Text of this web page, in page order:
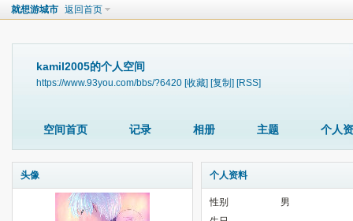
就想游城市 返回首页
kamil2005的个人空间
https://www.93you.com/bbs/?6420 [收藏] [复制] [RSS]
空间首页 记录 相册 主题 个人
头像 个人资料
性别
男